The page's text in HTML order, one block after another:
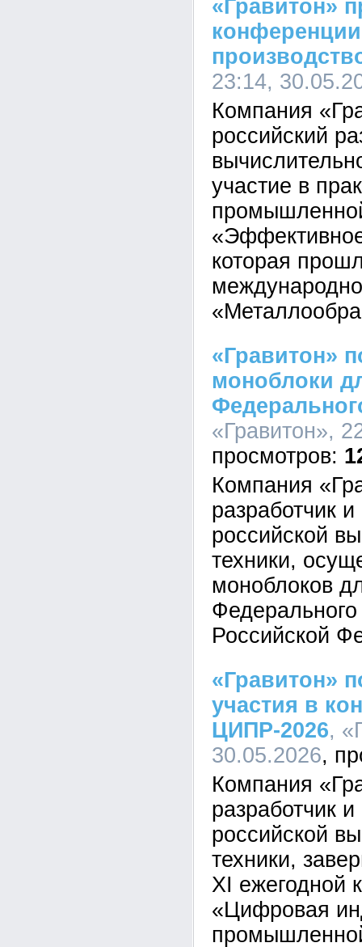
«Гравитон»
23:14,
Компания
российский
участие в
которая
«Гравитон»
моноблоки
«Гравитон»,
Компания
разработчик
российской
техники,
моноблоков
Федерального
Российской
«Гравитон»
участия в
ЦИПР-2026,
30.05.2026
Компания
разработчик
российской
техники,
XI ежегодной
«Цифровая